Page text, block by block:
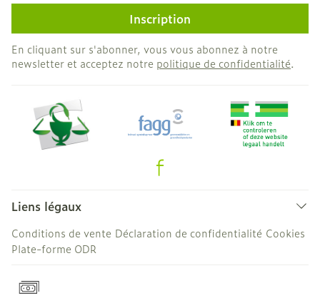
Inscription
En cliquant sur s'abonner, vous vous abonnez à notre
newsletter et acceptez notre politique de confidentialité.
Liens légaux
Conditions de vente Déclaration de confidentialité Cookies
Plate-forme ODR